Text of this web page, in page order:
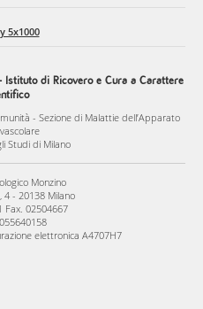
5x1000
Istituto di Ricovero e Cura a Carattere
- Sezione di Malattie dell’Apparato
Studi di Milano
Monzino
4 - 20138 Milano
Fax. 02504667
elettronica A4707H7